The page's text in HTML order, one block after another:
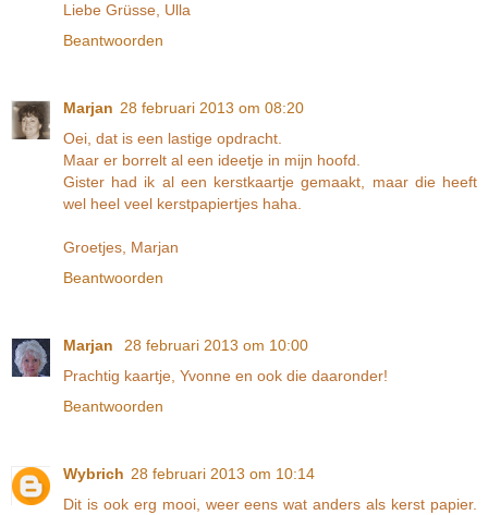
Liebe Grüsse, Ulla
Beantwoorden
Marjan 28 februari 2013 om 08:20
Oei, dat is een lastige opdracht.
Maar er borrelt al een ideetje in mijn hoofd.
Gister had ik al een kerstkaartje gemaakt, maar die heeft
wel heel veel kerstpapiertjes haha.
Groetjes, Marjan
Beantwoorden
Marjan
28 februari 2013 om 10:00
Prachtig kaartje, Yvonne en ook die daaronder!
Beantwoorden
Wybrich 28 februari 2013 om 10:14
Dit is ook erg mooi, weer eens wat anders als kerst papier.